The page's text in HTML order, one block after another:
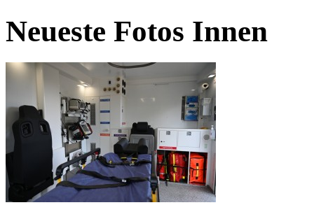
Neueste Fotos Innen